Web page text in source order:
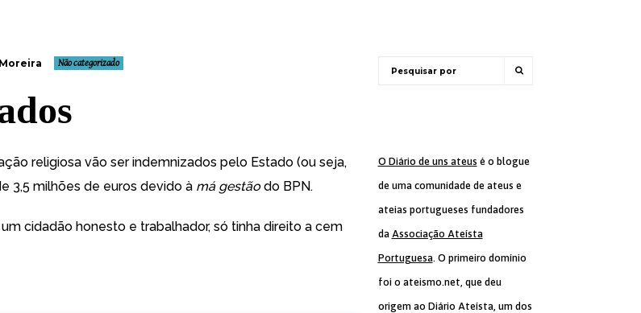
Não categorizado
religiosa vão serindemnizados pelo Estado (ou seja,
3,5 milhões de euros devido à má gestãodo BPN.
cidadão honesto e trabalhador, só tinha direito a cem
O Diário de uns ateus é o blogue
de uma comunidade de ateus e
ateias portugueses fundadores
da Associação Ateísta
Portuguesa. O primeiro domínio
foi o ateismo.net, que deu
origem ao Diário Ateísta, um dos